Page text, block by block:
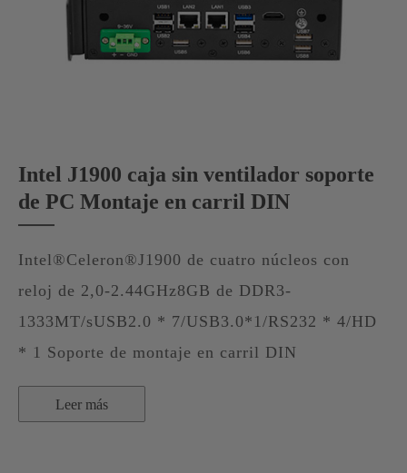
Intel J1900 caja sin ventilador soporte
de PC Montaje en carril DIN
Intel®Celeron®J1900 de cuatro núcleos con
reloj de 2,0-2.44GHz8GB de DDR3-
1333MT/sUSB2.0 * 7/USB3.0*1/RS232 * 4/HD
* 1 Soporte de montaje en carril DIN
Leer más